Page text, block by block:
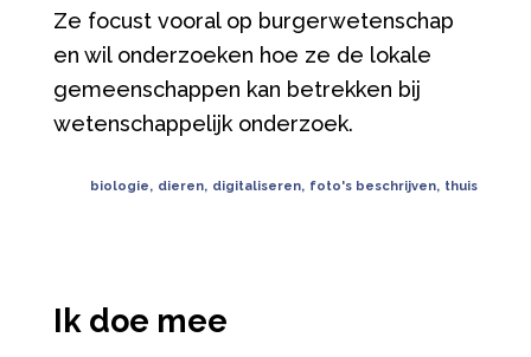
Ze focust vooral op burgerwetenschap
en wil onderzoeken hoe ze de lokale
gemeenschappen kan betrekken bij
wetenschappelijk onderzoek.
biologie, dieren, digitaliseren, foto's beschrijven, thuis
Ik doe mee